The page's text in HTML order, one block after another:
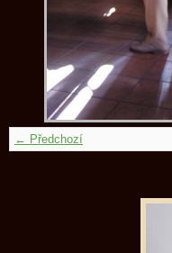
← Předchozí